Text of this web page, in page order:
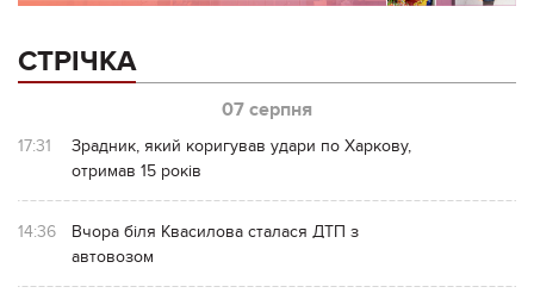
СТРІЧКА
07 серпня
17:31
Зрадник, який коригував удари по Харкову,
отримав 15 років
14:36
Вчора біля Квасилова сталася ДТП з
автовозом